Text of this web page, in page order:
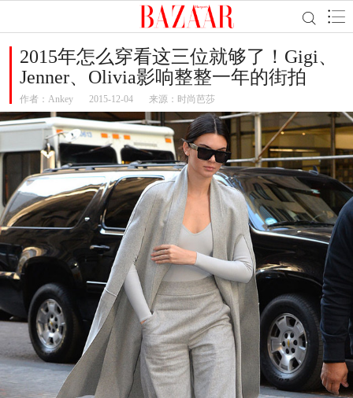
2015年怎么穿看这三位就够了！Gigi、
Jenner、Olivia影响整整一年的街拍
作者： Ankey 2015-12-04 来源：时尚芭莎